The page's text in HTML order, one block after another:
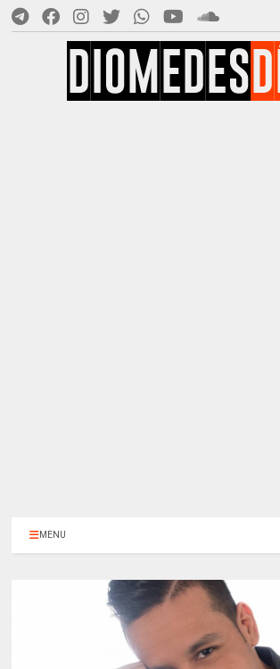
MENU